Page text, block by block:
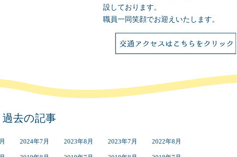
設しております。
職員一同笑顔でお迎えいたします。
過去の記事
2024年7月 2023年8月 2023年7月 2022年8月